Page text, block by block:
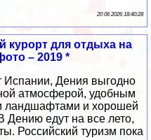
20 06 2026 18:40:28
курорт для отдыха на
– 2019 *
Испании, Дения выгодно
атмосферой, удобным
ландшафтами и хорошей
Дению едут на все лето,
Российский туризм пока